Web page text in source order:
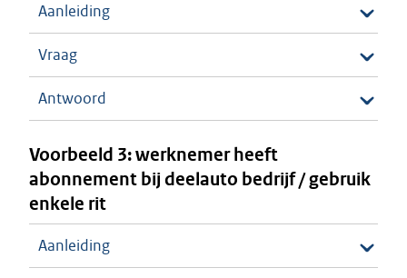
Aanleiding
Vraag
Antwoord
Voorbeeld 3: werknemer heeft
abonnement bij deelauto bedrijf / gebruik
enkele rit
Aanleiding